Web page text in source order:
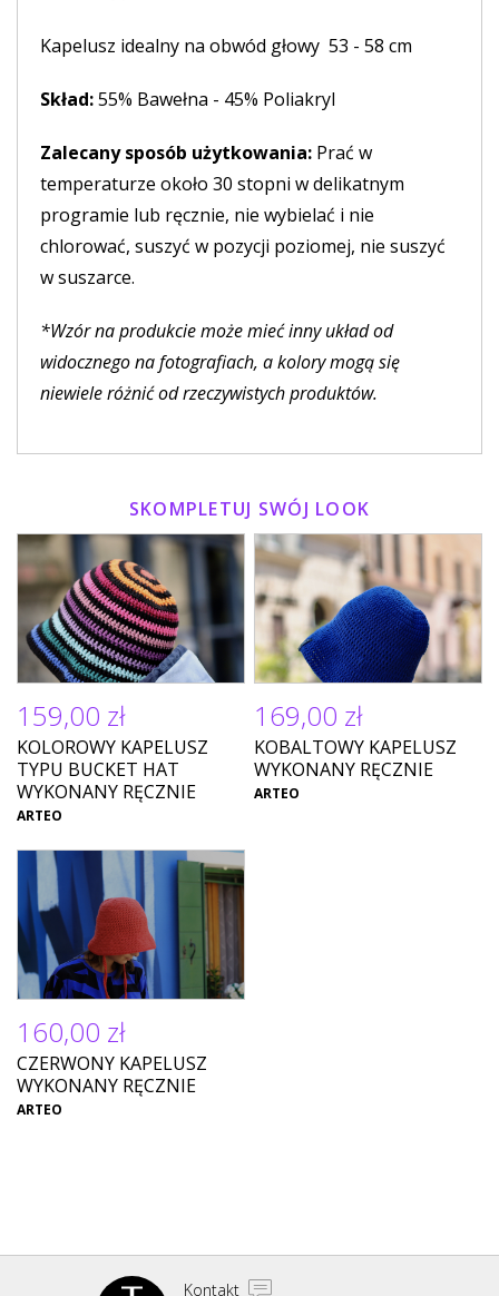
Kapelusz idealny na obwód głowy 53 - 58 cm
Skład:55% Bawełna - 45% Poliakryl
Zalecany sposób użytkowania: Prać w
temperaturze około 30 stopni w delikatnym
programie lub ręcznie, nie wybielać i nie
chlorować, suszyć w pozycji poziomej, nie suszyć
w suszarce.
*Wzór na produkcie może mieć inny układ od
widocznego na fotografiach, a kolory mogą się
niewiele różnić od rzeczywistych produktów.
SKOMPLETUJ SWÓJ LOOK
159,00 zł
KOLOROWY KAPELUSZ
TYPU BUCKET HAT
WYKONANY RĘCZNIE
ARTEO
169,00 zł
KOBALTOWY KAPELUSZ
WYKONANY RĘCZNIE
ARTEO
160,00 zł
CZERWONY KAPELUSZ
WYKONANY RĘCZNIE
ARTEO
Kontakt